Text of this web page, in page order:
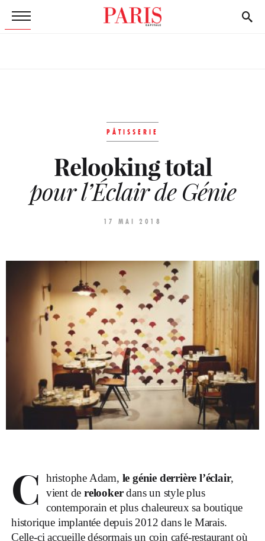
PÂTISSERIE
Relooking total
pour l’Éclair de Génie
17 MAI 2018
C hristophe Adam, le génie derrière l’éclair,
vient derelookerdans un style plus
contemporain et plus chaleureux sa boutique
historique implantée depuis 2012 dans le Marais.
Celle-ci accueille désormais un coin café-restaurant où